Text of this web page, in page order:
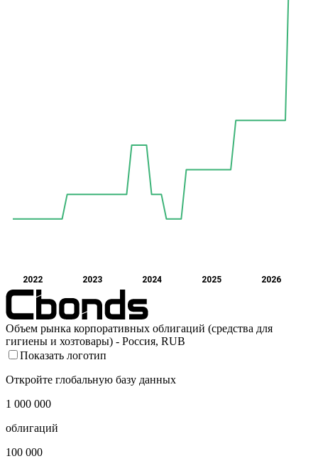
2022 2023 2024 2025 2026
Объем рынка корпоративных облигаций (средства для
гигиены и хозтовары) - Россия, RUB
Показать логотип
Откройте глобальную базу данных
1 000 000
облигаций
100 000